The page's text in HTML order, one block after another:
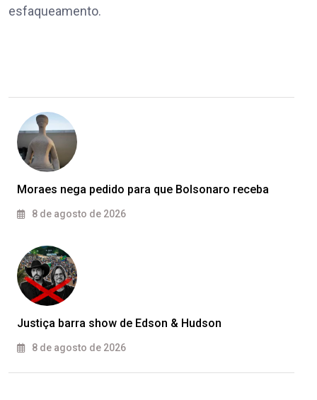
esfaqueamento.
Moraes nega pedido para que Bolsonaro receba
8 de agosto de 2026
Justiça barra show de Edson & Hudson
8 de agosto de 2026